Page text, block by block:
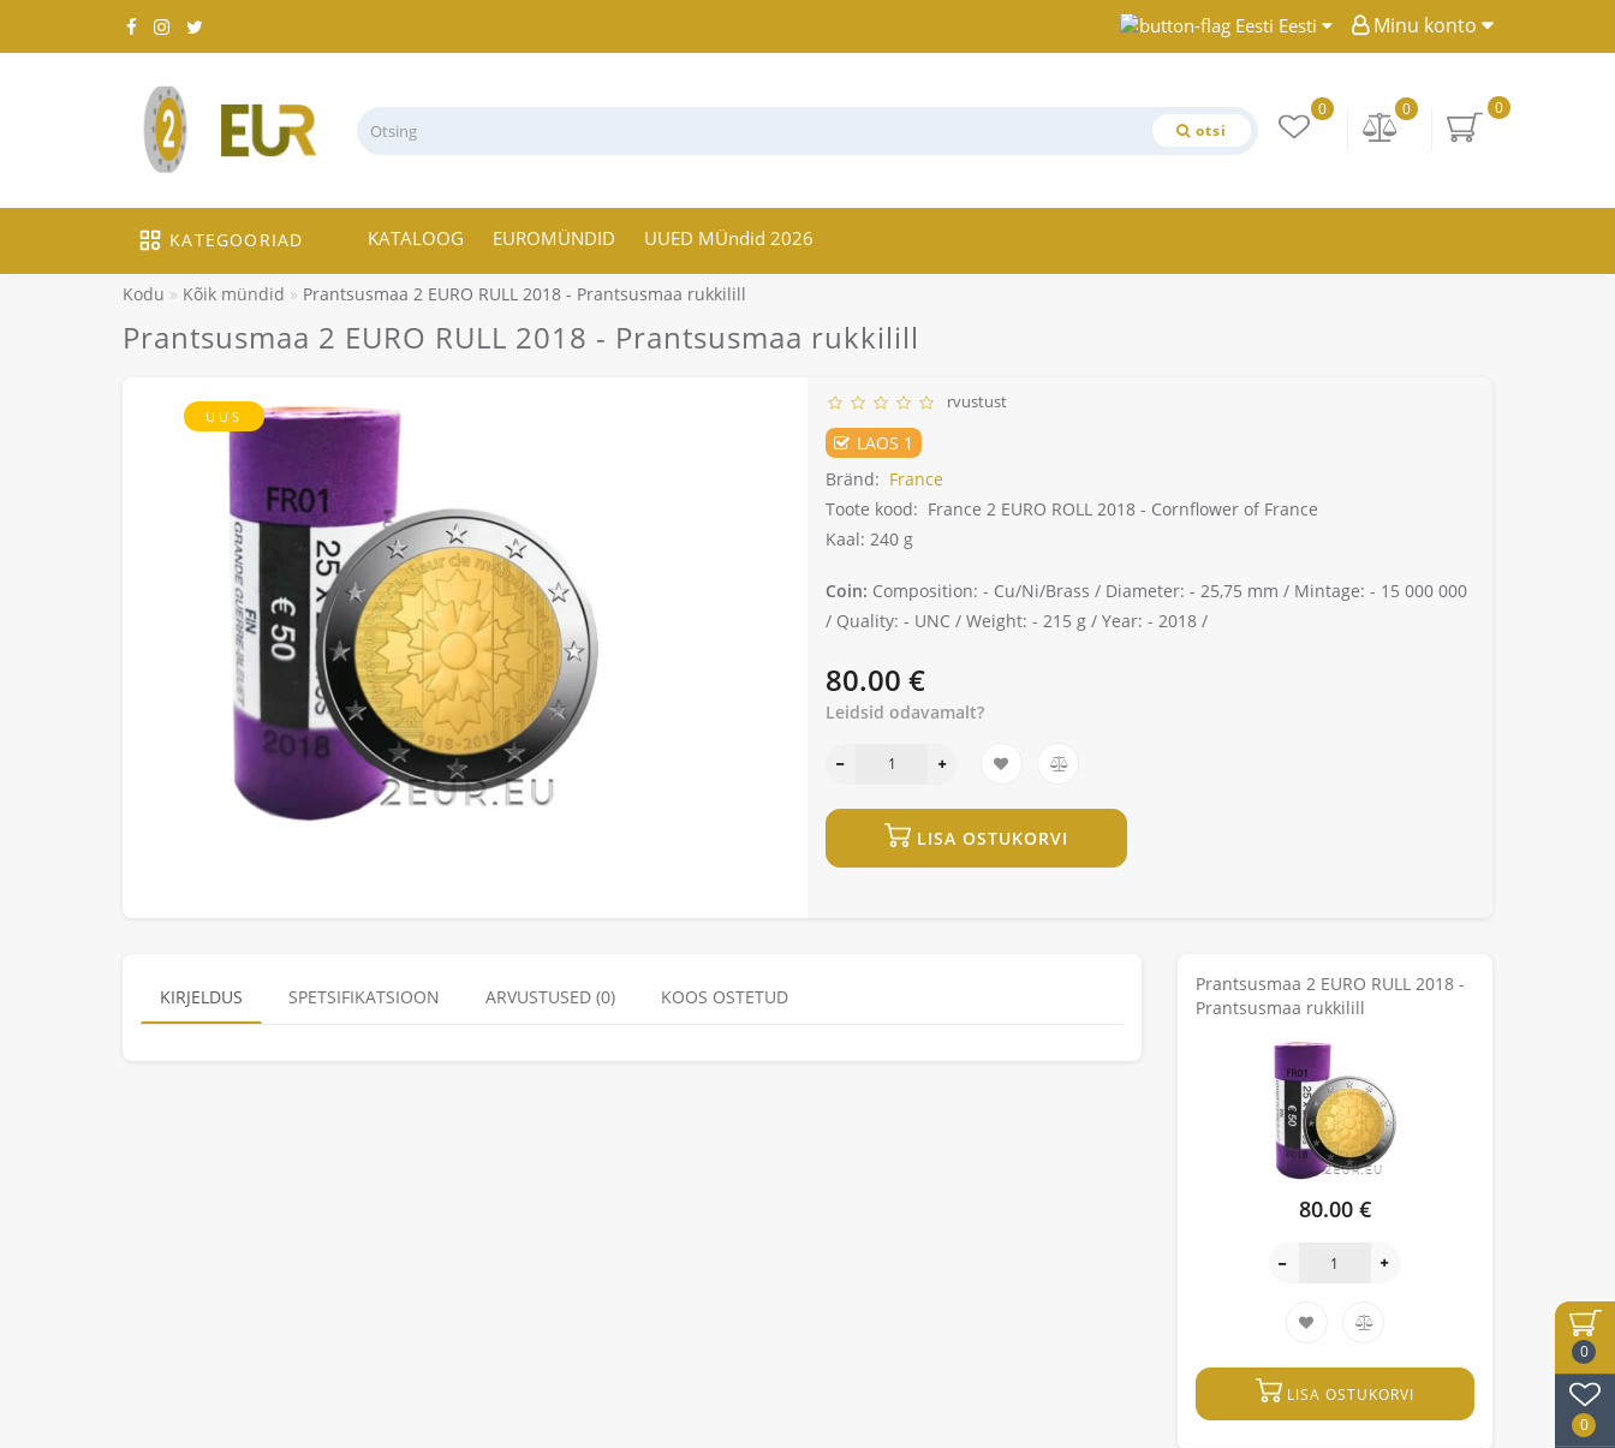
0
0
Minu konto
Eesti
otsi
0
0
0
KATEGOORIAD KATALOOG EUROMÜNDID UUED MÜndid 2026
Kodu Kõik mündid Prantsusmaa 2 EURO RULL 2018 - Prantsusmaa rukkilill
Prantsusmaa 2 EURO RULL 2018 - Prantsusmaa rukkilill
UUS
rvustust
LAOS 1
Bränd: France
Toote kood: France 2 EURO ROLL 2018 - Cornflower of France
Kaal: 240 g
Coin: Composition: - Cu/Ni/Brass / Diameter: - 25,75 mm / Mintage: - 15 000 000
/ Quality: - UNC / Weight: - 215 g / Year: - 2018 /
80.00 €
Leidsid odavamalt?
LISA OSTUKORVI
KIRJELDUS SPETSIFIKATSIOON ARVUSTUSED (0) KOOS OSTETUD
Prantsusmaa 2 EURO RULL 2018 -
Prantsusmaa rukkilill
80.00 €
LISA OSTUKORVI